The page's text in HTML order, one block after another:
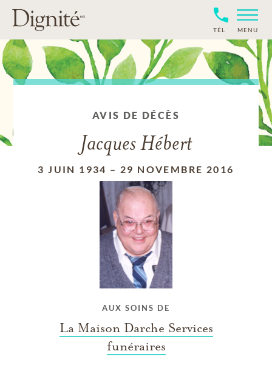
TÉL MENU
AVIS DE DÉCÈS
Jacques Hébert
3 JUIN 1934 – 29 NOVEMBRE 2016
AUX SOINS DE
La Maison Darche Services
funéraires